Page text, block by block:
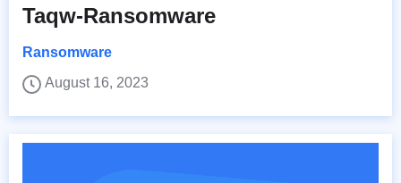
Taqw-Ransomware
Ransomware
August 16, 2023